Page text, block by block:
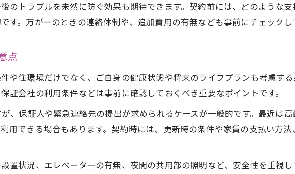
JR沿い賃貸の物件選びで役立つチェック法
のトラブルを未然に防ぐ効果も期待できます。契約前には、どのような
す。万が一のときの連絡体制や、追加費用の有無なども事前にチェックし
点
や住環境だけでなく、ご自身の健康状態や将来のライフプランも考慮す
証会社の利用条件などは事前に確認しておくべき重要なポイントです。
、保証人や緊急連絡先の提出が求められるケースが一般的です。最近は
用できる場合もあります。契約時には、更新時の条件や家賃の支払い方
置状況、エレベーターの有無、夜間の共用部の照明など、安全性を重視